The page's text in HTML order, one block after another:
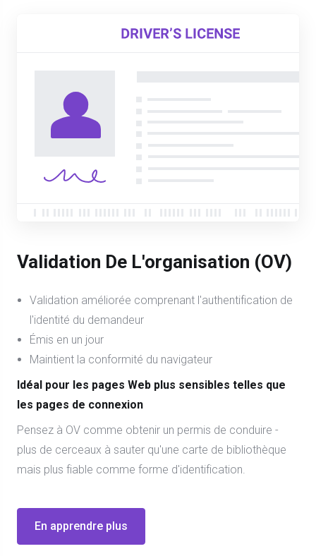
Validation De L'organisation (OV)
Validation améliorée comprenant l'authentification de
l'identité du demandeur
Émis en un jour
Maintient la conformité du navigateur
Idéal pour les pages Web plus sensibles telles que
les pages de connexion
Pensez à OV comme obtenir un permis de conduire -
plus de cerceaux à sauter qu'une carte de bibliothèque
mais plus fiable comme forme d'identification.
En apprendre plus